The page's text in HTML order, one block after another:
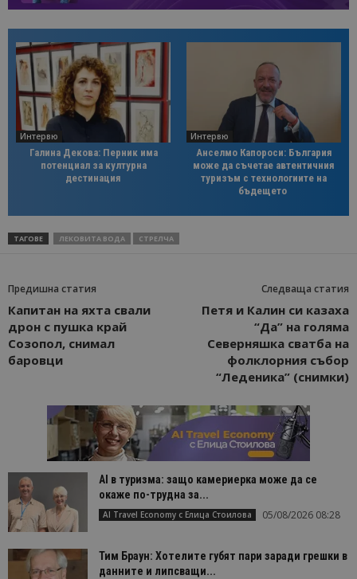
Интервю
Галина Декова: Перник има
потенциал за културна
дестинация
Интервю
Анселмо Капороси: България
може да съчетае автентичния
туризъм с технологиите на
бъдещето
ТАГОВЕ ЛЕКОВИТА ВОДА СТРЕЛЧА
Предишна статия
Капитан на яхта свали
дрон с пушка край
Созопол, снимал
баровци
Следваща статия
Петя и Калин си казаха
“Да” на голяма
Северняшка сватба на
фолклорния събор
“Леденика” (снимки)
AI в туризма: защо камериерка може да се
окаже по-трудна за...
AI Travel Economy с Елица Стоилова 05/08/2026 08:28
Тим Браун: Хотелите губят пари заради грешки в
данните и липсващи...